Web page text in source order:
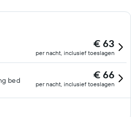
€ 63
per nacht, inclusief toeslagen
bed € 66
per nacht, inclusief toeslagen